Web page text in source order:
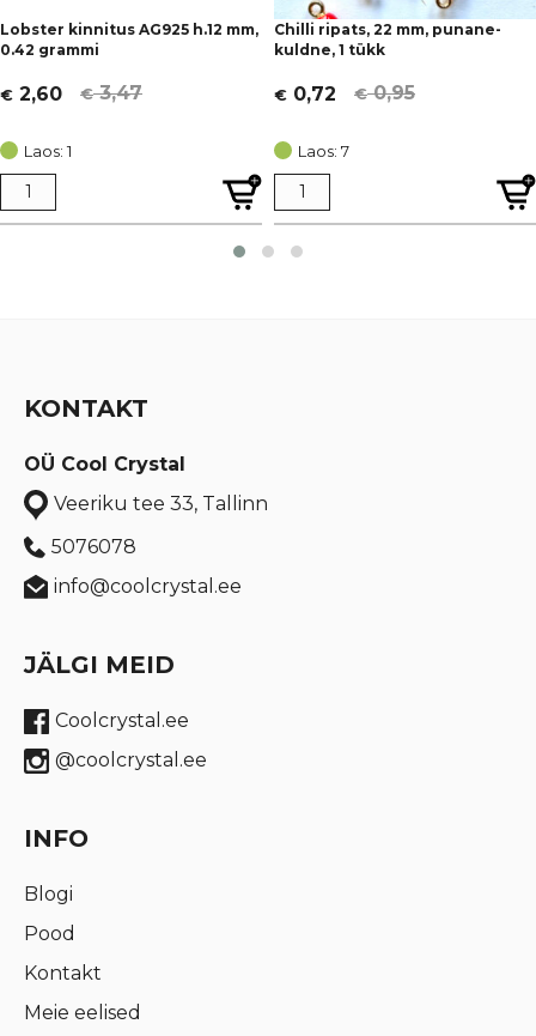
Lobster kinnitus AG925 h.12 mm,
0.42 grammi
€3,47
Algne
oli:
€ 3,47.
€ 2,60
Current
is:
€ 2,60.
Laos: 1
Chilli ripats, 22 mm, punane-
kuldne, 1 tükk
€0,95
Algne
oli:
€ 0,95.
€ 0,72
Current
is:
€ 0,72.
Laos: 7
KONTAKT
OÜ Cool Crystal
Veeriku tee 33, Tallinn
5076078
info@coolcrystal.ee
JÄLGI MEID
Coolcrystal.ee
@coolcrystal.ee
INFO
Blogi
Pood
Kontakt
Meie eelised